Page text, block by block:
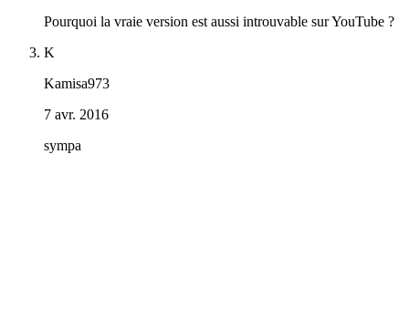
Pourquoi la vraie version est aussi introuvable sur YouTube ?
K
Kamisa973
7 avr. 2016
sympa